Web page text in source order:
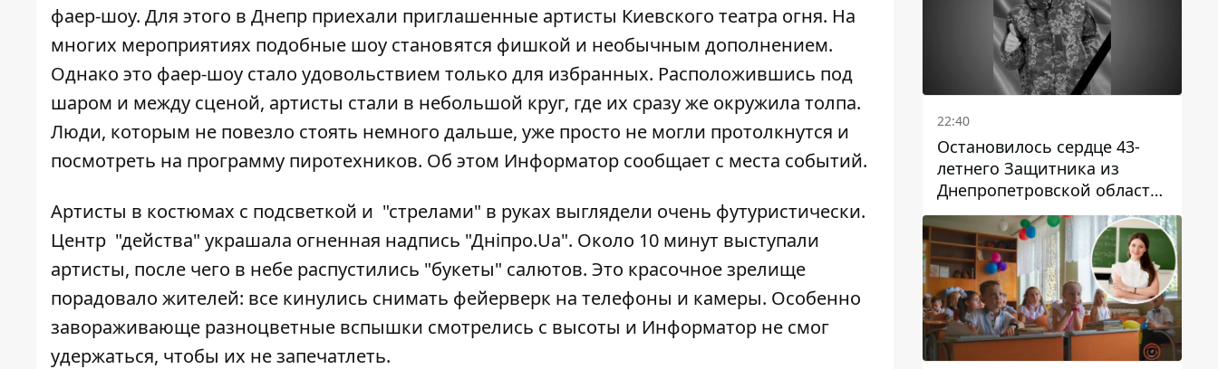
фаер-шоу. Для этого в Днепр приехали приглашенные артисты Киевского театра огня. На
многих мероприятиях подобные шоу становятся фишкой и необычным дополнением.
Однако это фаер-шоу стало удовольствием только для избранных. Расположившись под
шаром и между сценой, артисты стали в небольшой круг, где их сразу же окружила толпа.
Люди, которым не повезло стоять немного дальше, уже просто не могли протолкнутся и
посмотреть на программу пиротехников. Об этом Информатор сообщает с места событий.
Артисты в костюмах с подсветкой и "стрелами" в руках выглядели очень футуристически.
Центр "действа" украшала огненная надпись "Дніпро.Ua". Около 10 минут выступали
артисты, после чего в небе распустились "букеты" салютов. Это красочное зрелище
порадовало жителей: все кинулись снимать фейерверк на телефоны и камеры. Особенно
завораживающе разноцветные вспышки смотрелись с высоты и Информатор не смог
удержаться, чтобы их не запечатлеть.
22:40
Остановилось сердце 43-
летнего Защитника из
Днепропетровской области
Евгения Зинченко